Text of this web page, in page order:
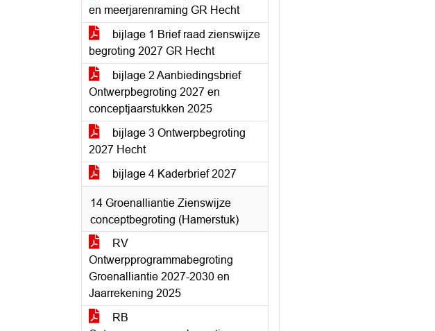
en meerjarenraming GR Hecht
bijlage 1 Brief raad zienswijze
begroting 2027 GR Hecht
bijlage 2 Aanbiedingsbrief
Ontwerpbegroting 2027 en
conceptjaarstukken 2025
bijlage 3 Ontwerpbegroting
2027 Hecht
bijlage 4 Kaderbrief 2027
14 Groenalliantie Zienswijze
conceptbegroting (Hamerstuk)
RV
Ontwerpprogrammabegroting
Groenalliantie 2027-2030 en
Jaarrekening 2025
RB